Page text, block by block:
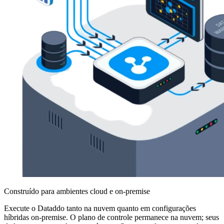
Construído para ambientes cloud e on-premise
Execute o Dataddo tanto na nuvem quanto em configurações
híbridas on-premise. O plano de controle permanece na nuvem; seus